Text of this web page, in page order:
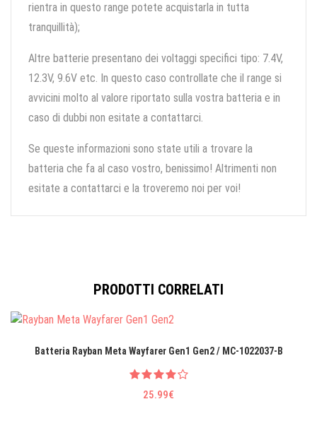
rientra in questo range potete acquistarla in tutta
tranquillità);
Altre batterie presentano dei voltaggi specifici tipo: 7.4V,
12.3V, 9.6V etc. In questo caso controllate che il range si
avvicini molto al valore riportato sulla vostra batteria e in
caso di dubbi non esitate a contattarci.
Se queste informazioni sono state utili a trovare la
batteria che fa al caso vostro, benissimo! Altrimenti non
esitate a contattarci e la troveremo noi per voi!
PRODOTTI CORRELATI
Batteria Rayban Meta Wayfarer Gen1 Gen2 / MC-1022037-B
25.99€